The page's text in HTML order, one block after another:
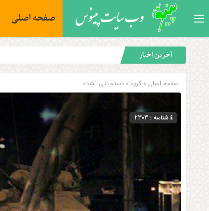
صفحه اصلی
آخرین اخبار
صفحه اصلی » گروه » دسته‌بندی نشده
شناسه : 2303